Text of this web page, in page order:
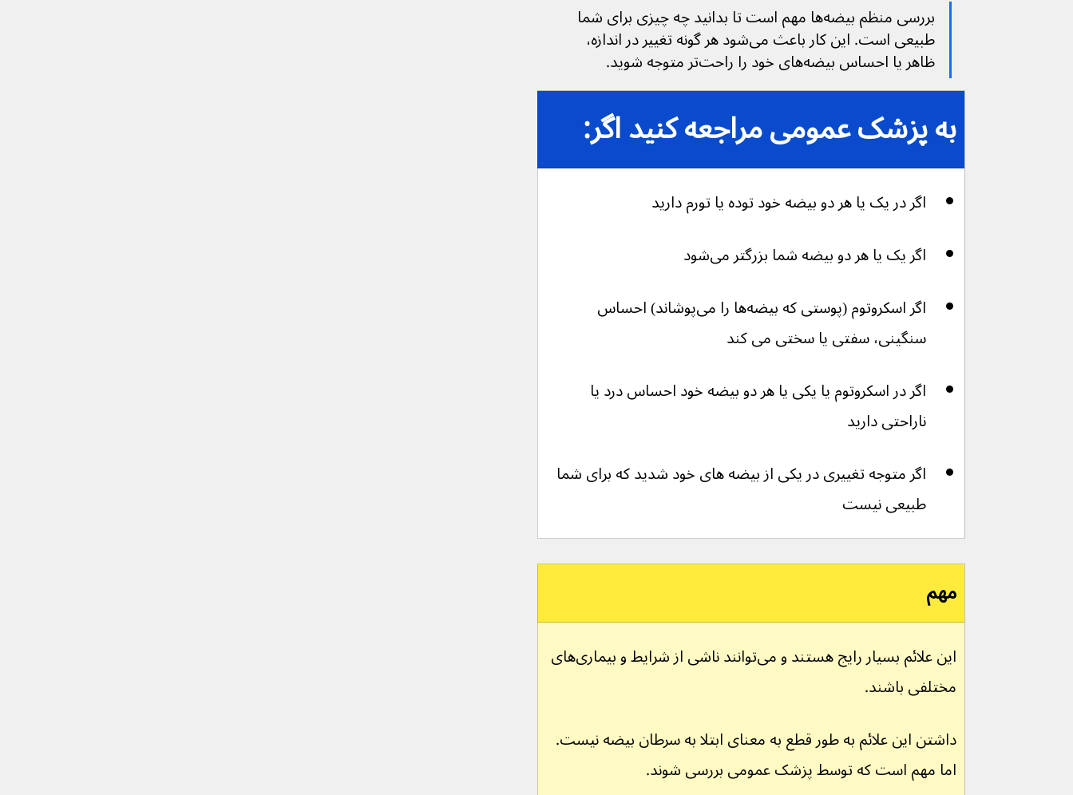
بررسی منظم بیضه‌ها مهم است تا بدانید چه چیزی برای شما
طبیعی است. این کار باعث می‌شود هر گونه تغییر در اندازه،
ظاهر یا احساس بیضه‌های خود را راحت‌تر متوجه شوید.
به پزشک عمومی مراجعه کنید اگر:
اگر در یک یا هر دو بیضه خود توده یا تورم دارید
اگر یک یا هر دو بیضه شما بزرگتر می‌شود
اگر اسکروتوم (پوستی که بیضه‌ها را می‌پوشاند) احساس
سنگینی، سفتی یا سختی می کند
اگر در اسکروتوم یا یکی یا هر دو بیضه خود احساس درد یا
ناراحتی دارید
اگر متوجه تغییری در یکی از بیضه های خود شدید که برای شما
طبیعی نیست
مهم
این علائم بسیار رایج هستند و می‌توانند ناشی از شرایط و بیماری‌های
مختلفی باشند.
داشتن این علائم به طور قطع به معنای ابتلا به سرطان بیضه نیست.
اما مهم است که توسط پزشک عمومی بررسی شوند.